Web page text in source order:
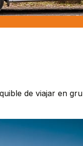
de viajar en